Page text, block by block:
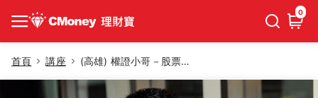
0
首頁 講座 (高雄) 權證小哥－股票期貨獲利七大招